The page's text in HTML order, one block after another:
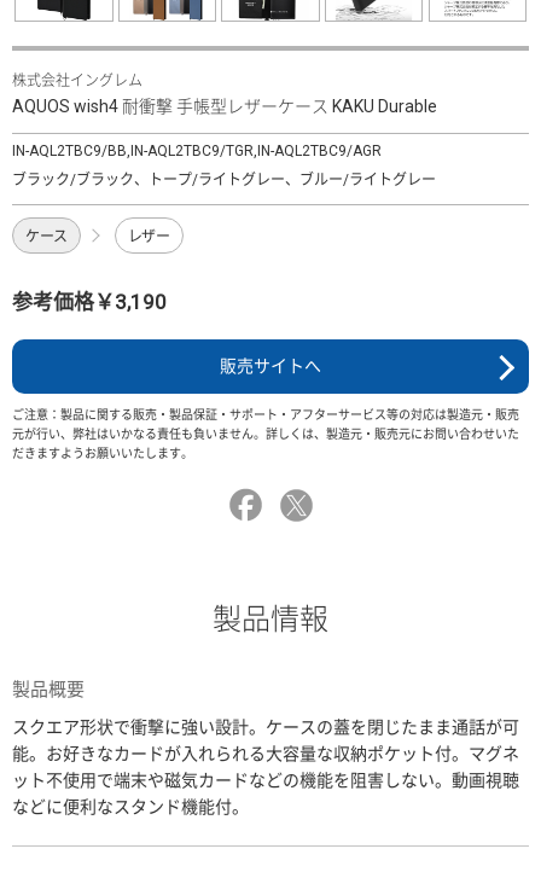
株式会社イングレム
AQUOS wish4 耐衝撃 手帳型レザーケース KAKU Durable
IN-AQL2TBC9/BB,IN-AQL2TBC9/TGR,IN-AQL2TBC9/AGR
ブラック/ブラック、トープ/ライトグレー、ブルー/ライトグレー
ケース レザー
参考価格￥3,190
販売サイトへ
ご注意：製品に関する販売・製品保証・サポート・アフターサービス等の対応は製造元・販売
元が行い、弊社はいかなる責任も負いません。詳しくは、製造元・販売元にお問い合わせいた
だきますようお願いいたします。
製品情報
製品概要
スクエア形状で衝撃に強い設計。ケースの蓋を閉じたまま通話が可
能。お好きなカードが入れられる大容量な収納ポケット付。マグネ
ット不使用で端末や磁気カードなどの機能を阻害しない。動画視聴
などに便利なスタンド機能付。